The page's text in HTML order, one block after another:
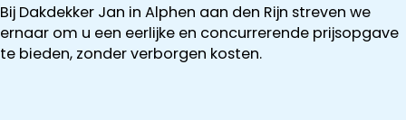
Bij Dakdekker Jan in Alphen aan den Rijn streven we
ernaar om u een eerlijke en concurrerende prijsopgave
te bieden, zonder verborgen kosten.